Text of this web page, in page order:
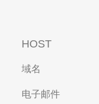
HOST
域名
电子邮件